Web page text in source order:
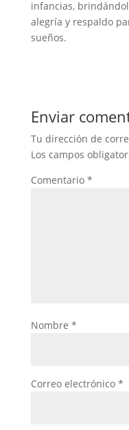
infancias,
alegría y respaldo
sueños.
Enviar
Tu dirección de
Los campos
Comentario *
Nombre *
Correo electrónico *